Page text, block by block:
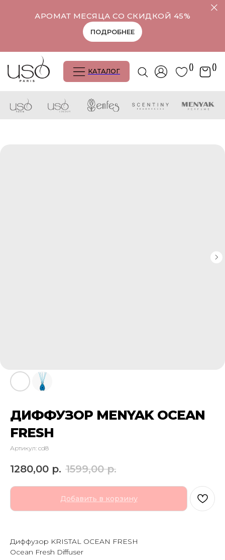
АРОМАТ МЕСЯЦА СО СКИДКОЙ 45%
ПОДРОБНЕЕ
КАТАЛОГ
ДИФФУЗОР MENYAK OCEAN
FRESH
Артикул: cd8
1280,00 р. 1599,00 р.
Добавить в корзину
Диффузор KRISTAL OCEAN FRESH
Ocean Fresh Diffuser